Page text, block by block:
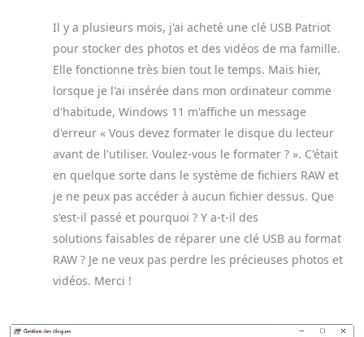
Il y a plusieurs mois, j'ai acheté une clé USB Patriot
pour stocker des photos et des vidéos de ma famille.
Elle fonctionne très bien tout le temps. Mais hier,
lorsque je l'ai insérée dans mon ordinateur comme
d'habitude, Windows 11 m'affiche un message
d'erreur « Vous devez formater le disque du lecteur
avant de l'utiliser. Voulez-vous le formater ? ». C'était
en quelque sorte dans le système de fichiers RAW et
je ne peux pas accéder à aucun fichier dessus. Que
s'est-il passé et pourquoi ? Y a-t-il des
solutions faisables de réparer une clé USB au format
RAW ? Je ne veux pas perdre les précieuses photos et
vidéos. Merci !